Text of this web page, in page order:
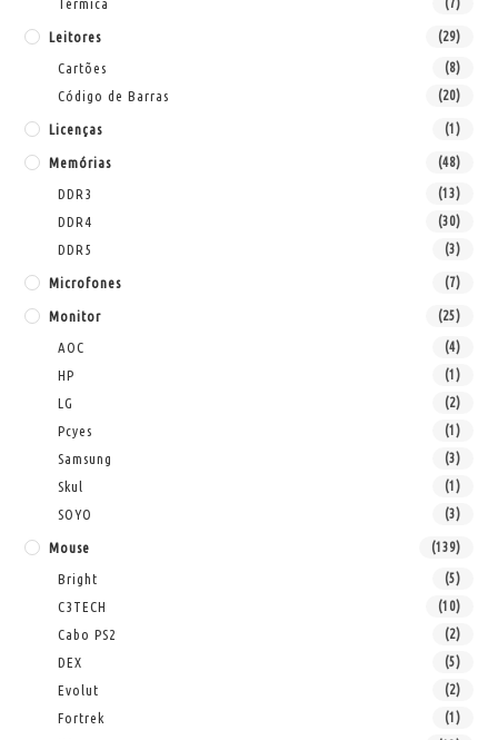
Térmica (7)
Leitores (29)
Cartões (8)
Código de Barras (20)
Licenças (1)
Memórias (48)
DDR3 (13)
DDR4 (30)
DDR5 (3)
Microfones (7)
Monitor (25)
AOC (4)
HP (1)
LG (2)
Pcyes (1)
Samsung (3)
Skul (1)
SOYO (3)
Mouse (139)
Bright (5)
C3TECH (10)
Cabo PS2 (2)
DEX (5)
Evolut (2)
Fortrek (1)